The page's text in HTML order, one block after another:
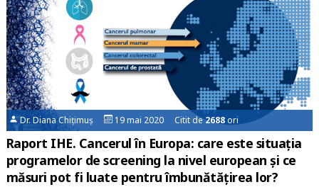
Dr. Diana Chițimuș 19 mai 2020 Citit de2688ori
Raport IHE. Cancerul în Europa: care este situația
programelor de screening la nivel european și ce
măsuri pot fi luate pentru îmbunătățirea lor?